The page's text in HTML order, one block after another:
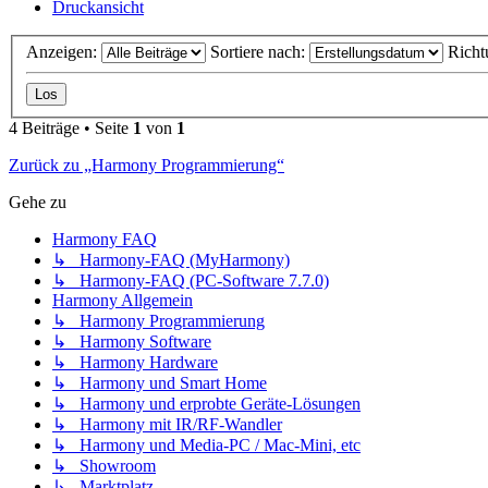
Druckansicht
Anzeigen: Sortiere nach:
4 Beiträge • Seite 1 von 1
Zurück zu „Harmony Programmierung“
Gehe zu
Harmony FAQ
↳ Harmony-FAQ (MyHarmony)
↳ Harmony-FAQ (PC-Software 7.7.0)
Harmony Allgemein
↳ Harmony Programmierung
↳ Harmony Software
↳ Harmony Hardware
↳ Harmony und Smart Home
↳ Harmony und erprobte Geräte-Lösungen
↳ Harmony mit IR/RF-Wandler
↳ Harmony und Media-PC / Mac-Mini, etc
↳ Showroom